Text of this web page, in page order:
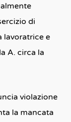
di
lavoratrice e
A. circa la
violazione
la mancata